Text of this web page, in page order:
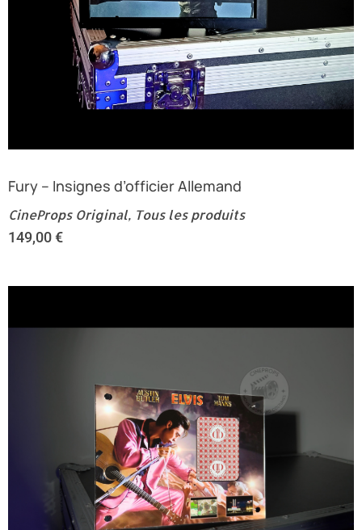
Fury – Insignes d’officier Allemand
CineProps Original, Tous les produits
149,00€